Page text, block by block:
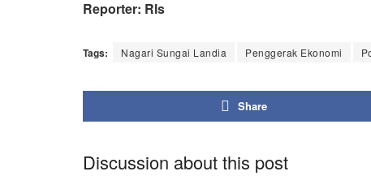
Reporter: Rls
Tags: Nagari Sungai Landia Penggerak Ekonomi
Share
Discussion about this post